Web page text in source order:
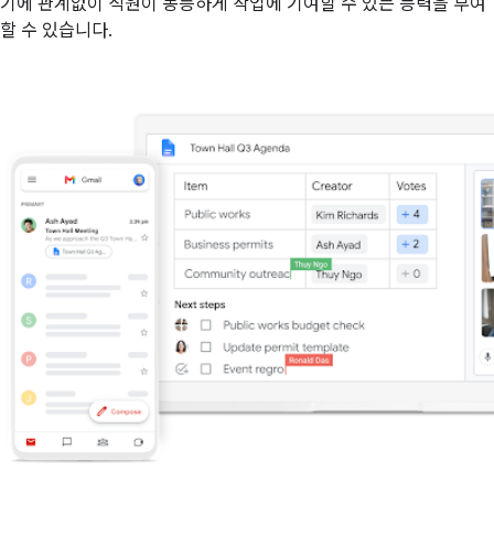
기에 관계없이 직원이 동등하게 작업에 기여할 수 있는 능력을 부여
할 수 있습니다.